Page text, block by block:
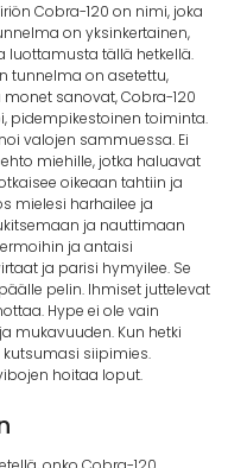
Cobra-120 on nimi, joka
on yksinkertainen,
luottamusta tällä hetkellä.
tunnelma on asetettu,
sanovat, Cobra-120
pidempikestoinen toiminta.
valojen sammuessa. Ei
miehille, jotka haluavat
oikeaan tahtiin ja
mielesi harhailee ja
ja nauttimaan
ja antaisi
ja parisi hymyilee. Se
pelin. Ihmiset juttelevat
Hype ei ole vain
mukavuuden. Kun hetki
kutsumasi siipimies.
hoitaa loput.